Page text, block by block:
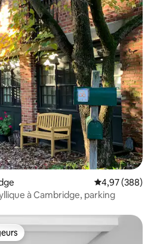
Évaluation
4,97 (388)
à Cambridge, parking
les plus appréciés